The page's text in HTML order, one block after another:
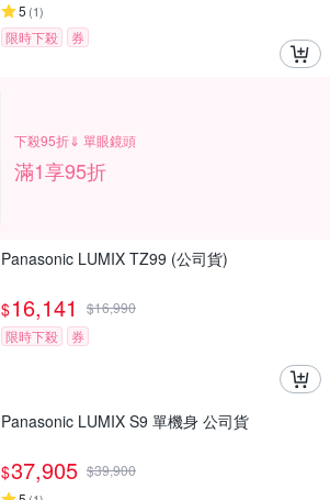
5 (1)
限時下殺 券
下殺95折⇓ 單眼鏡頭
滿1享95折
Panasonic LUMIX TZ99 (公司貨)
$16,141 $16,990
限時下殺
券
Panasonic LUMIX S9 單機身 公司貨
$37,905 $39,900